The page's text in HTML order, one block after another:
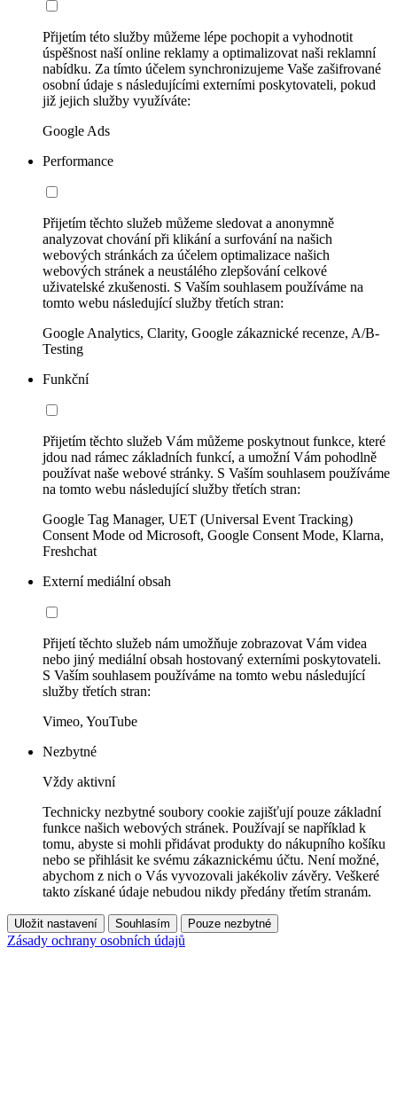
Přijetím této služby můžeme lépe pochopit a vyhodnotit
úspěšnost naší online reklamy a optimalizovat naši reklamní
nabídku. Za tímto účelem synchronizujeme Vaše zašifrované
osobní údaje s následujícími externími poskytovateli, pokud
již jejich služby využíváte:
Google Ads
Performance
Přijetím těchto služeb můžeme sledovat a anonymně
analyzovat chování při klikání a surfování na našich
webových stránkách za účelem optimalizace našich
webových stránek a neustálého zlepšování celkové
uživatelské zkušenosti. S Vaším souhlasem používáme na
tomto webu následující služby třetích stran:
Google Analytics, Clarity, Google zákaznické recenze, A/B-
Testing
Funkční
Přijetím těchto služeb Vám můžeme poskytnout funkce, které
jdou nad rámec základních funkcí, a umožní Vám pohodlně
používat naše webové stránky. S Vaším souhlasem používáme
na tomto webu následující služby třetích stran:
Google Tag Manager, UET (Universal Event Tracking)
Consent Mode od Microsoft, Google Consent Mode, Klarna,
Freshchat
Externí mediální obsah
Přijetí těchto služeb nám umožňuje zobrazovat Vám videa
nebo jiný mediální obsah hostovaný externími poskytovateli.
S Vaším souhlasem používáme na tomto webu následující
služby třetích stran:
Vimeo, YouTube
Nezbytné
Vždy aktivní
Technicky nezbytné soubory cookie zajišťují pouze základní
funkce našich webových stránek. Používají se například k
tomu, abyste si mohli přidávat produkty do nákupního košíku
nebo se přihlásit ke svému zákaznickému účtu. Není možné,
abychom z nich o Vás vyvozovali jakékoliv závěry. Veškeré
takto získané údaje nebudou nikdy předány třetím stranám.
Uložit nastavení Souhlasím Pouze nezbytné
Zásady ochrany osobních údajů